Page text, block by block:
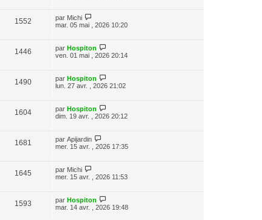
1552 par Michi
mar. 05 mai , 2026 10:20
1446 par Hospiton
ven. 01 mai , 2026 20:14
1490 par Hospiton
lun. 27 avr. , 2026 21:02
1604 par Hospiton
dim. 19 avr. , 2026 20:12
1681 par Apijardin
mer. 15 avr. , 2026 17:35
1645 par Michi
mer. 15 avr. , 2026 11:53
1593 par Hospiton
mar. 14 avr. , 2026 19:48